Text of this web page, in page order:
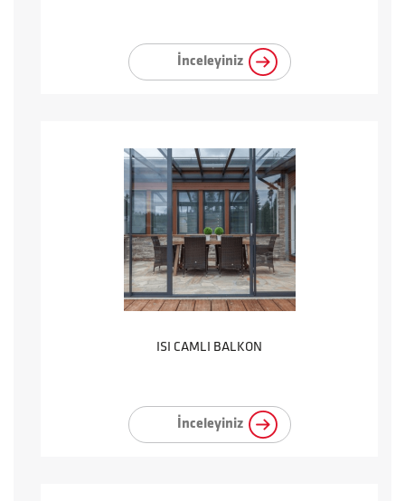
İnceleyiniz
ISI CAMLI BALKON
İnceleyiniz